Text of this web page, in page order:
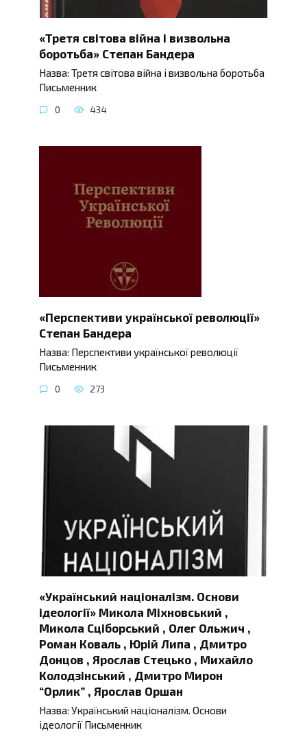
«Третя світова війна і визвольна
боротьба» Степан Бандера
Назва: Третя світова війна і визвольна боротьба
Письменник
0 434
«Перспективи української революції»
Степан Бандера
Назва: Перспективи української революції
Письменник
0 273
«Український націоналізм. Основи
ідеології» Микола Міхновський ,
Микола Сціборський , Олег Ольжич ,
Роман Коваль , Юрій Липа , Дмитро
Донцов , Ярослав Стецько , Михайло
Колодзінський , Дмитро Мирон
“Орлик” , Ярослав Оршан
Назва: Український націоналізм. Основи
ідеології Письменник